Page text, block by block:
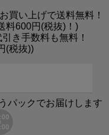
買い上げで送料無料！
料600円(税抜)！)
き手数料も無料！
(税抜))
パックでお届けします